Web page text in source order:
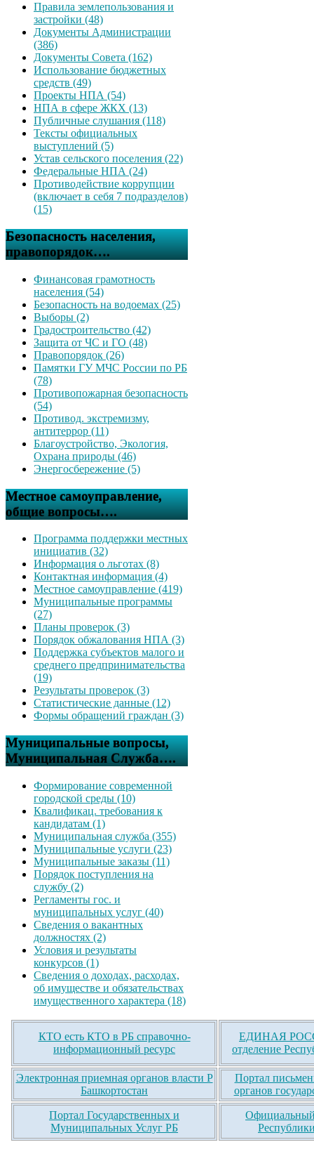
Правила землепользования и
застройки (48)
Документы Администрации
(386)
Документы Совета (162)
Использование бюджетных
средств (49)
Проекты НПА (54)
НПА в сфере ЖКХ (13)
Публичные слушания (118)
Тексты официальных
выступлений (5)
Устав сельского поселения (22)
Федеральные НПА (24)
Противодействие коррупции
(включает в себя 7 подразделов)
(15)
Безопасность населения,
правопорядок….
Финансовая грамотность
населения (54)
Безопасность на водоемах (25)
Выборы (2)
Градостроительство (42)
Защита от ЧС и ГО (48)
Правопорядок (26)
Памятки ГУ МЧС России по РБ
(78)
Противопожарная безопасность
(54)
Противод. экстремизму,
антитеррор (11)
Благоустройство, Экология,
Охрана природы (46)
Энергосбережение (5)
Местное самоуправление,
общие вопросы….
Программа поддержки местных
инициатив (32)
Информация о льготах (8)
Контактная информация (4)
Местное самоуправление (419)
Муниципальные программы
(27)
Планы проверок (3)
Порядок обжалования НПА (3)
Поддержка субъектов малого и
среднего предпринимательства
(19)
Результаты проверок (3)
Статистические данные (12)
Формы обращений граждан (3)
Муниципальные вопросы,
Муниципальная Служба….
Формирование современной
городской среды (10)
Квалификац. требования к
кандидатам (1)
Муниципальная служба (355)
Муниципальные услуги (23)
Муниципальные заказы (11)
Порядок поступления на
службу (2)
Регламенты гос. и
муниципальных услуг (40)
Сведения о вакантных
должностях (2)
Условия и результаты
конкурсов (1)
Сведения о доходах, расходах,
об имуществе и обязательствах
имущественного характера (18)
КТО есть КТО в РБ справочно-
информационный ресурс
ЕДИНАЯ
отделение
Электронная приемная органов власти Р
Башкортостан
Портал
органов
Портал Государственных и
Муниципальных Услуг РБ
Официальный